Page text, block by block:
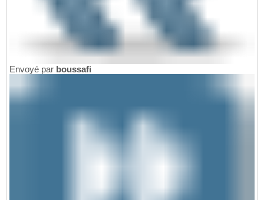
Envoyé par boussafi